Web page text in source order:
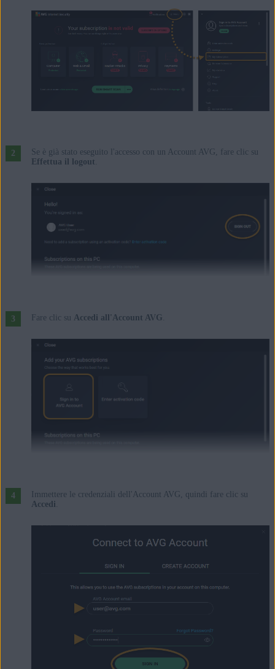
Se è già stato eseguito l'accesso con un Account AVG, fare clic su
Effettua il logout.
Fare clic su Accedi all'Account AVG
Immettere le credenziali dell'Account AVG, quindi fare clic su
Accedi.